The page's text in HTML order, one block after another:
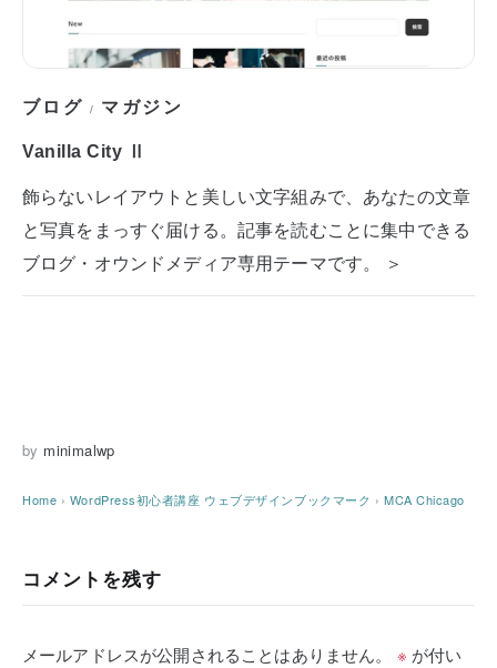
ブログ / マガジン
Vanilla City Ⅱ
飾らないレイアウトと美しい文字組みで、あなたの文章
と写真をまっすぐ届ける。記事を読むことに集中できる
ブログ・オウンドメディア専用テーマです。 ＞
by minimalwp
Home › WordPress初心者講座 ウェブデザインブックマーク › MCA Chicago
コメントを残す
メールアドレスが公開されることはありません。 ※ が付い